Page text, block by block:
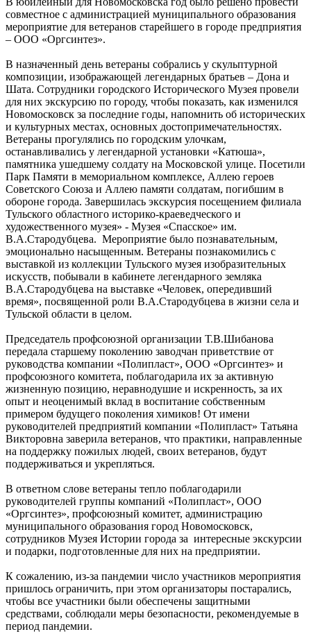
совместное с администрацией муниципального образования
мероприятие для ветеранов старейшего в городе предприятия
– ООО «Оргсинтез».
В назначенный день ветераны собрались у скульптурной
композиции, изображающей легендарных братьев – Дона и
Шата. Сотрудники городского Исторического Музея провели
для них экскурсию по городу, чтобы показать, как изменился
Новомосковск за последние годы, напомнить об исторических
и культурных местах, основных достопримечательностях.
Ветераны прогулялись по городским улочкам,
останавливались у легендарной установки «Катюша»,
памятника ушедшему солдату на Московской улице. Посетили
Парк Памяти в мемориальном комплексе, Аллею героев
Советского Союза и Аллею памяти солдатам, погибшим в
обороне города. Завершилась экскурсия посещением филиала
Тульского областного историко-краеведческого и
художественного музея» - Музея «Спасское» им.
В.А.Стародубцева. Мероприятие было познавательным,
эмоционально насыщенным. Ветераны познакомились с
выставкой из коллекции Тульского музея изобразительных
искусств, побывали в кабинете легендарного земляка
В.А.Стародубцева на выставке «Человек, опередивший
время», посвященной роли В.А.Стародубцева в жизни села и
Тульской области в целом.
Председатель профсоюзной организации Т.В.Шибанова
передала старшему поколению заводчан приветствие от
руководства компании «Полипласт», ООО «Оргсинтез» и
профсоюзного комитета, поблагодарила их за активную
жизненную позицию, неравнодушие и искренность, за их
опыт и неоценимый вклад в воспитание собственным
примером будущего поколения химиков! От имени
руководителей предприятий компании «Полипласт» Татьяна
Викторовна заверила ветеранов, что практики, направленные
на поддержку пожилых людей, своих ветеранов, будут
поддерживаться и укрепляться.
В ответном слове ветераны тепло поблагодарили
руководителей группы компаний «Полипласт», ООО
«Оргсинтез», профсоюзный комитет, администрацию
муниципального образования город Новомосковск,
сотрудников Музея Истории города за интересные экскурсии
и подарки, подготовленные для них на предприятии.
К сожалению, из-за пандемии число участников мероприятия
пришлось ограничить, при этом организаторы постарались,
чтобы все участники были обеспечены защитными
средствами, соблюдали меры безопасности, рекомендуемые в
период пандемии.